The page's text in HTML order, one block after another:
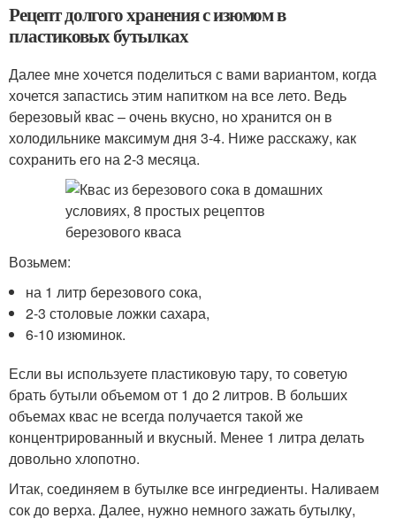
Рецепт долгого хранения с изюмом в
пластиковых бутылках
Далее мне хочется поделиться с вами вариантом, когда
хочется запастись этим напитком на все лето. Ведь
березовый квас – очень вкусно, но хранится он в
холодильнике максимум дня 3-4. Ниже расскажу, как
сохранить его на 2-3 месяца.
Возьмем:
на 1 литр березового сока,
2-3 столовые ложки сахара,
6-10 изюминок.
Если вы используете пластиковую тару, то советую
брать бутыли объемом от 1 до 2 литров. В больших
объемах квас не всегда получается такой же
концентрированный и вкусный. Менее 1 литра делать
довольно хлопотно.
Итак, соединяем в бутылке все ингредиенты. Наливаем
сок до верха. Далее, нужно немного зажать бутылку,